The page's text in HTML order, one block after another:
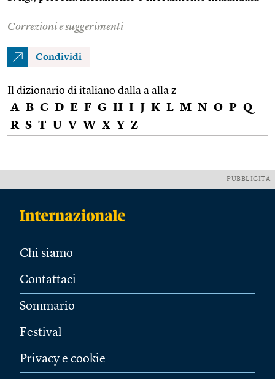
Correzioni e suggerimenti
Condividi
Il dizionario di italiano dalla a alla z
A B C D E F G H I J K L M N O P Q
R S T U V W X Y Z
PUBBLICITÀ
Chi siamo
Contattaci
Sommario
Festival
Privacy e cookie